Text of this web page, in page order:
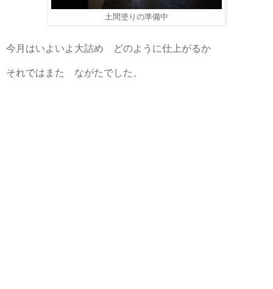
土間塗りの準備中
今月はいよいよ大詰め どのように仕上がるか
それではまた ながたでした。